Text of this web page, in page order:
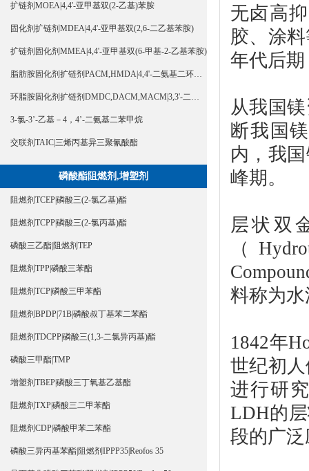
扩链剂MOEA|4,4'-亚甲基双(2-乙基)苯胺
固化剂扩链剂MDEA|4,4'-亚甲基双(2,6-二乙基苯胺)
扩链剂固化剂MMEA|4,4'-亚甲基双(6-甲基-2-乙基苯胺)
脂肪胺固化剂扩链剂PACM,HMDA|4,4'-二氨基二环己基甲烷
环脂胺固化剂扩链剂DMDC,DACM,MACM|3,3'-二甲基-4,4'-二氨基二环己基甲烷
3-氯-3’-乙基－4，4’-二氨基二苯甲烷
交联剂TAIC|三烯丙基异三聚氰酸酯
磷酸酯阻燃剂,增塑剂
阻燃剂TCEP|磷酸三(2-氯乙基)酯
阻燃剂TCPP|磷酸三(2-氯丙基)酯
磷酸三乙酯|阻燃剂TEP
阻燃剂TPP|磷酸三苯酯
阻燃剂TCP|磷酸三甲苯酯
阻燃剂BPDP|71B|磷酸叔丁基苯二苯酯
阻燃剂TDCPP|磷酸三(1,3-二氯异丙基)酯
磷酸三甲酯|TMP
增塑剂TBEP|磷酸三丁氧基乙基酯
阻燃剂TXP|磷酸三二甲苯酯
阻燃剂CDP|磷酸甲苯二苯酯
磷酸三异丙基苯酯|阻燃剂IPPP35|Reofos 35
无卤高
胶、涂
年代后
从我国
断我国
内，我
峰期。
层状双
（
料称为
1842年
世纪初
进行研
LDH的
段的广